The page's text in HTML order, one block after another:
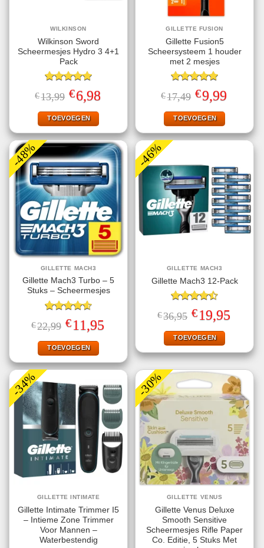
WILKINSON
Wilkinson Sword
Scheermesjes Hydro 3 4+1
Pack
Gewaardeerd
5.00uit 5
€13,99 Oorspronkelijke
prijs
was:
€13,99.
€6,98Huidige
prijs
TOEVOEGEN
GILLETTE FUSION
Gillette Fusion5
Scheersysteem 1 houder
met 2 mesjes
Gewaardeerd
5.00uit 5
€17,49 Oorspronkelijke
prijs
was:
€17,49.
€9,99Huidige
prijs
TOEVOEGEN
-48%
GILLETTE MACH3
Gillette Mach3 Turbo – 5
Stuks – Scheermesjes
Gewaardeerd
4.60uit 5
€22,99 Oorspronkelijke
prijs
was:
€22,99.
€11,95prijs
TOEVOEGEN
-46%
GILLETTE MACH3
Gillette Mach3 12-Pack
Gewaardeerd
4.50uit 5
€36,95 Oorspronkelijke
prijs
was:
€36,95.
€19,95prijs
TOEVOEGEN
-34%
GILLETTE INTIMATE
Gillette Intimate Trimmer I5
– Intieme Zone Trimmer
Voor Mannen –
Waterbestendig
-30%
GILLETTE VENUS
Gillette Venus Deluxe
Smooth Sensitive
Scheermesjes Rifle Paper
Co. Editie, 5 Stuks Met